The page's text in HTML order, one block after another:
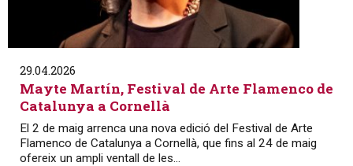
29.04.2026
Mayte Martín, Festival de Arte Flamenco de
Catalunya a Cornellà
El 2 de maig arrenca una nova edició del Festival de Arte
Flamenco de Catalunya a Cornellà, que fins al 24 de maig
ofereix un ampli ventall de les...